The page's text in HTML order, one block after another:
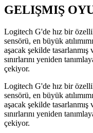
GELIŞMIŞ
Logitech G'de hız bir
sensörü, en büyük
aşacak şekilde
sınırlarını yeniden
çekiyor.
Logitech G'de hız bir
sensörü, en büyük
aşacak şekilde
sınırlarını yeniden
çekiyor.